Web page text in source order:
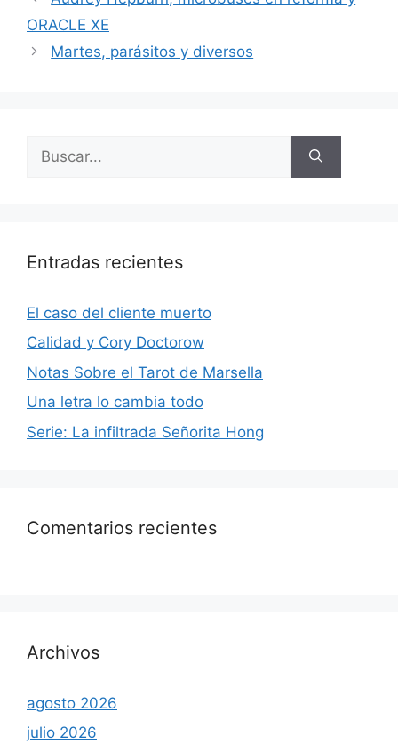
ORACLE XE
Martes, parásitos y diversos
Entradas recientes
El caso del cliente muerto
Calidad y Cory Doctorow
Notas Sobre el Tarot de Marsella
Una letra lo cambia todo
Serie: La infiltrada Señorita Hong
Comentarios recientes
Archivos
agosto 2026
julio 2026